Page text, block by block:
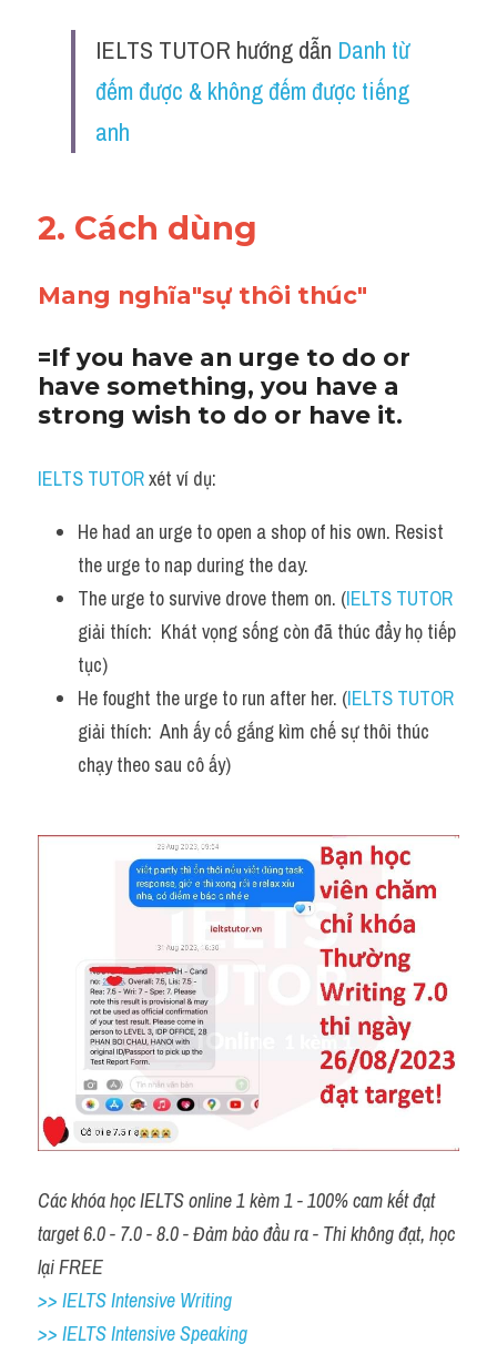
IELTS TUTOR hướng dẫn Danh từ
đếm được & không đếm được tiếng
anh
2. Cách dùng
Mang nghĩa"sự thôi thúc"
=If you have an urge to do or
have something, you have a
strong wish to do or have it.
IELTS TUTOR xét ví dụ:
He had an urge to open a shop of his own. Resist
the urge to nap during the day.
The urge to survive drove them on. (IELTS TUTOR
giải thích:  Khát vọng sống còn đã thúc đẩy họ tiếp
tục)
He fought the urge to run after her. (IELTS TUTOR
giải thích:  Anh ấy cố gắng kìm chế sự thôi thúc
chạy theo sau cô ấy)
Các khóa học IELTS online 1 kèm 1 - 100% cam kết đạt
target 6.0 - 7.0 - 8.0 - Đảm bảo đầu ra - Thi không đạt, học
lại FREE
>> IELTS Intensive Writing
>> IELTS Intensive Speaking